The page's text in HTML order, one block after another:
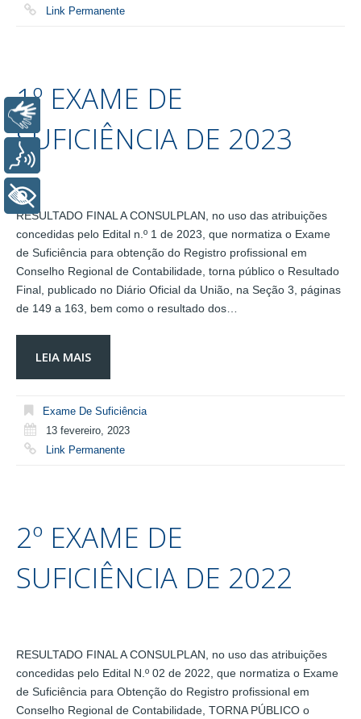
Link Permanente
1º EXAME DE
SUFICIÊNCIA DE 2023
RESULTADO FINAL A CONSULPLAN, no uso das atribuições
concedidas pelo Edital n.º 1 de 2023, que normatiza o Exame
de Suficiência para obtenção do Registro profissional em
Conselho Regional de Contabilidade, torna público o Resultado
Final, publicado no Diário Oficial da União, na Seção 3, páginas
de 149 a 163, bem como o resultado dos…
LEIA MAIS
Exame De Suficiência
13 fevereiro, 2023
Link Permanente
2º EXAME DE
SUFICIÊNCIA DE 2022
RESULTADO FINAL A CONSULPLAN, no uso das atribuições
concedidas pelo Edital N.º 02 de 2022, que normatiza o Exame
de Suficiência para Obtenção do Registro profissional em
Conselho Regional de Contabilidade, TORNA PÚBLICO o